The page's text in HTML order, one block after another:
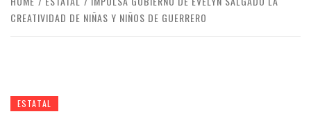
CREATIVIDAD DE NIÑAS Y NIÑOS DE GUERRERO
ESTATAL